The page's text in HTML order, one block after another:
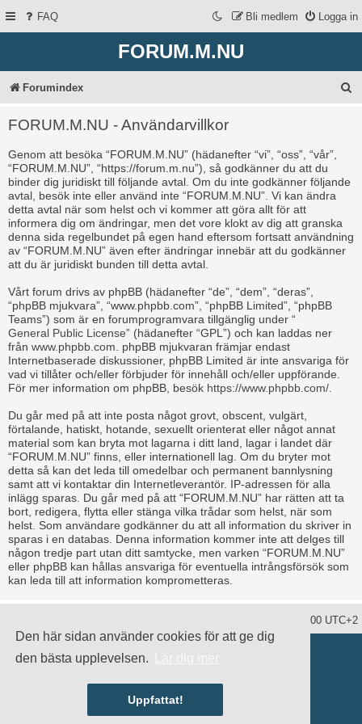
Den här sidan använder cookies för att ge dig
den bästa upplevelsen.
Uppfattat!
FAQ Logga in
Bli medlem
FORUM.M.NU
Forumindex
FORUM.M.NU - Användarvillkor
Genom att besöka “FORUM.M.NU” (hädanefter “vi”, “oss”, “vår”,
“FORUM.M.NU”, “https://forum.m.nu”), så godkänner du att du
binder dig juridiskt till följande avtal. Om du inte godkänner följande
avtal, besök inte eller använd inte “FORUM.M.NU”. Vi kan ändra
detta avtal när som helst och vi kommer att göra allt för att
informera dig om ändringar, men det vore klokt av dig att granska
denna sida regelbundet på egen hand eftersom fortsatt användning
av “FORUM.M.NU” även efter ändringar innebär att du godkänner
att du är juridiskt bunden till detta avtal.
Vårt forum drivs av phpBB (hädanefter “de”, “dem”, “deras”,
“phpBB mjukvara”, “www.phpbb.com”, “phpBB Limited”, “phpBB
Teams”) som är en forumprogramvara tillgänglig under “
General Public License” (hädanefter “GPL”) och kan laddas ner
från www.phpbb.com . phpBB mjukvaran främjar endast
Internetbaserade diskussioner, phpBB Limited är inte ansvariga för
vad vi tillåter och/eller förbjuder för innehåll och/eller uppförande.
För mer information om phpBB, besök https://www.phpbb.com/
Du går med på att inte posta något grovt, obscent, vulgärt,
förtalande, hatiskt, hotande, sexuellt orienterat eller något annat
material som kan bryta mot lagarna i ditt land, lagar i landet där
“FORUM.M.NU” finns, eller internationell lag. Om du bryter mot
detta så kan det leda till omedelbar och permanent bannlysning
samt att vi kontaktar din Internetleverantör. IP-adressen för alla
inlägg sparas. Du går med på att “FORUM.M.NU” har rätten att ta
bort, redigera, flytta eller stänga vilka trådar som helst, när som
helst. Som användare godkänner du att all information du skriver in
sparas i en databas. Denna information kommer inte att delges till
någon tredje part utan ditt samtycke, men varken “FORUM.M.NU”
eller phpBB kan hållas ansvariga för eventuella intrångsförsök som
kan leda till att information komprometteras.
Alla tidsangivelser är UTC+02:00 UTC+2
Swedish translation byphpBB Sweden
Användarvillkor